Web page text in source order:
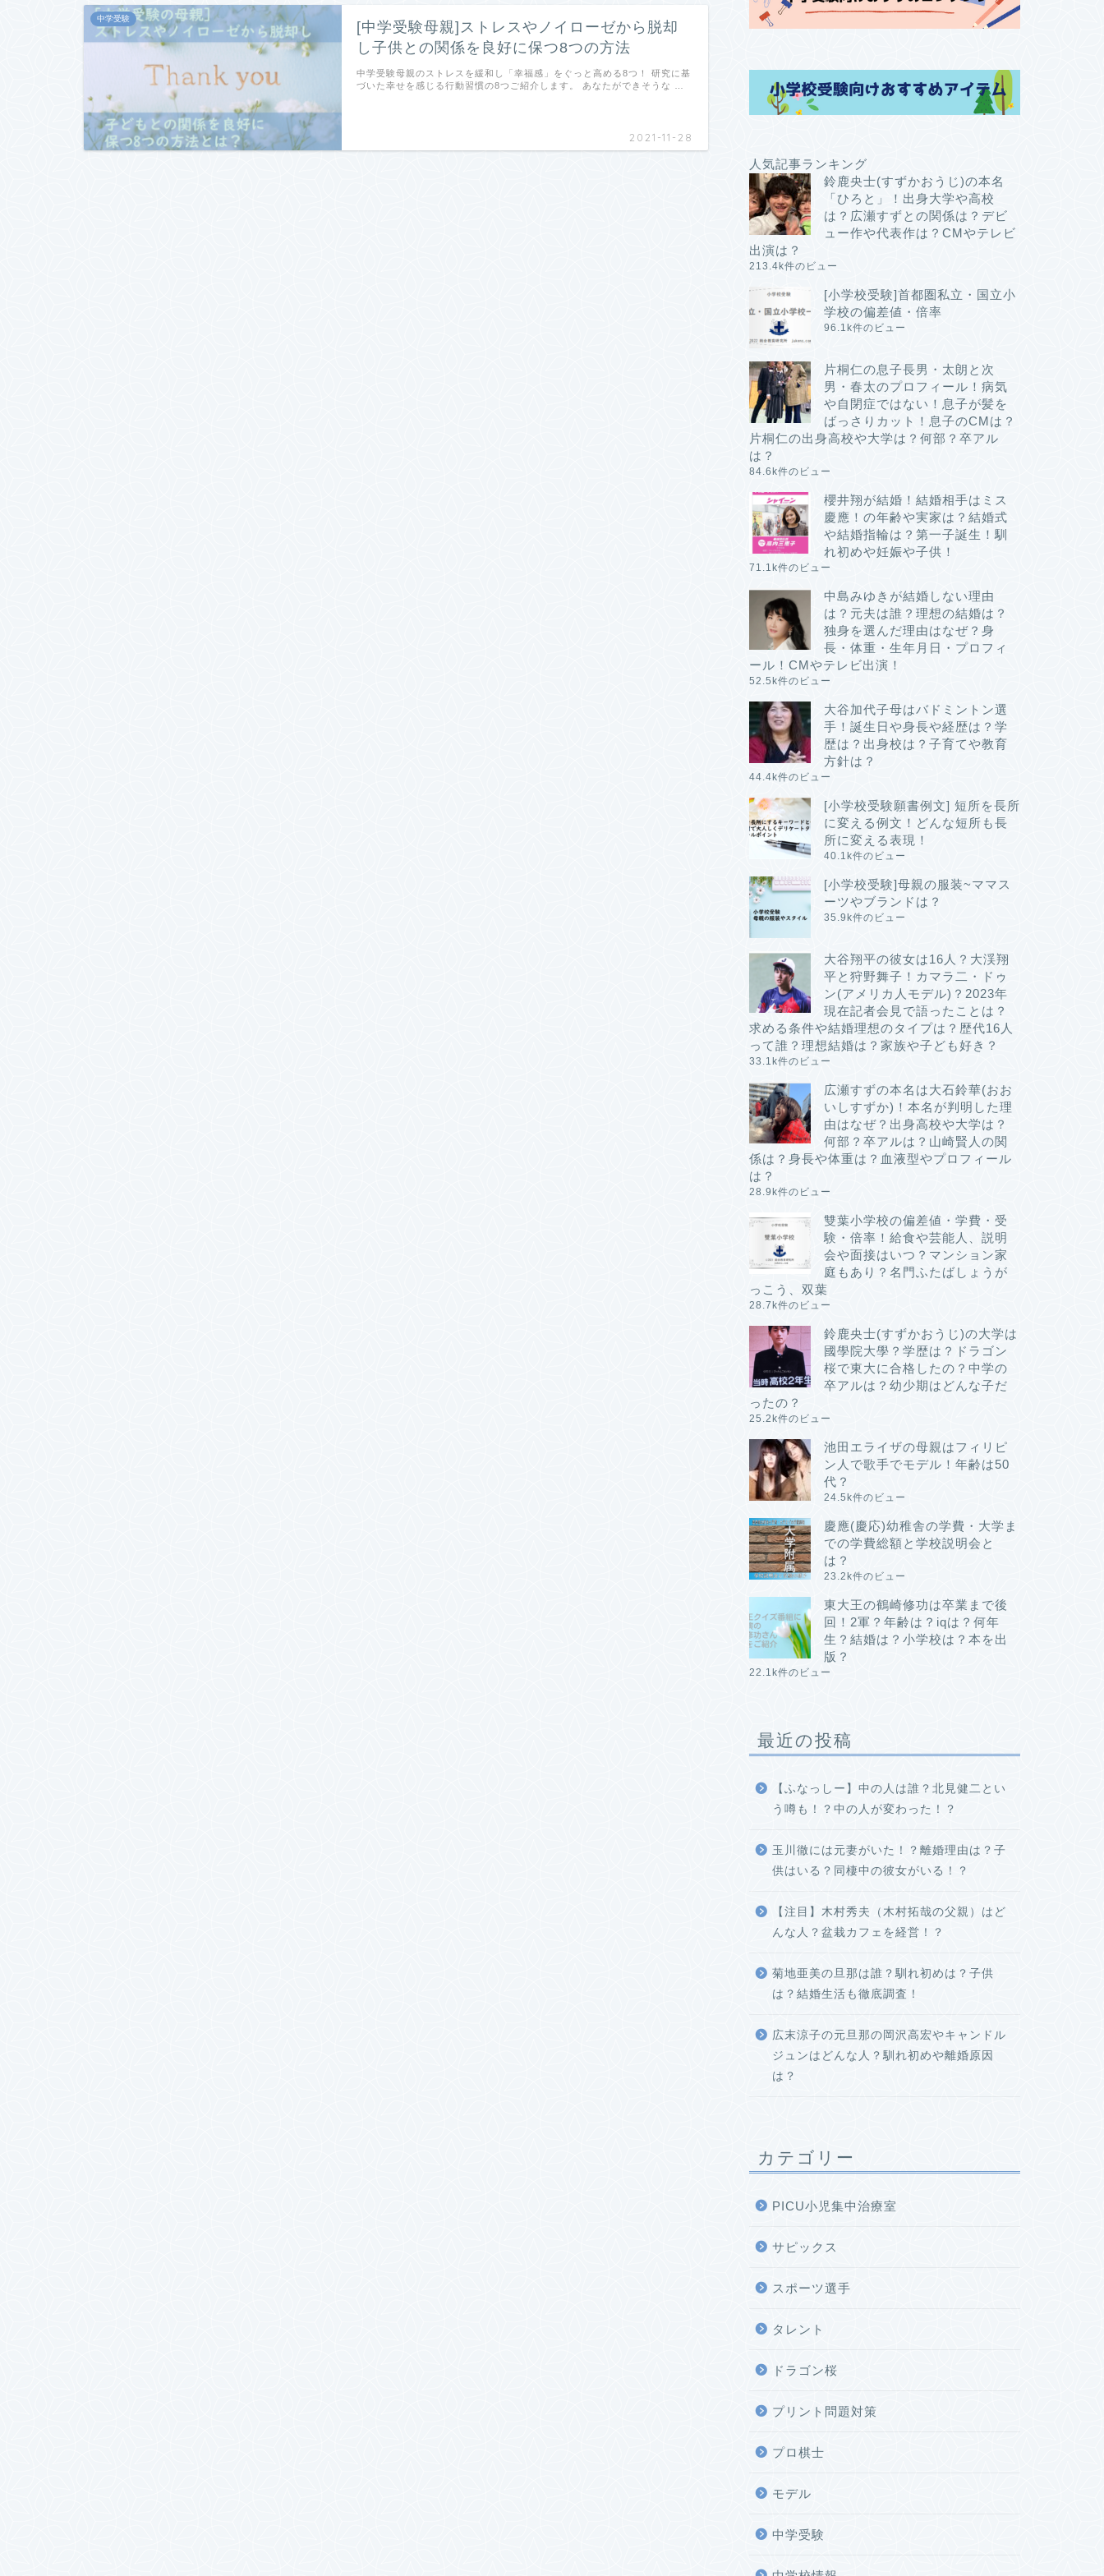
中学受験
[中学受験母親]ストレスやノイローゼから脱却
し子供との関係を良好に保つ8つの方法
2021-11-28
中学受験母親のストレスを緩和し「幸福感」をぐっと高める8つ！ 研究に基
づいた幸せを感じる行動習慣の8つご紹介します。 あなたができそうな …
人気記事ランキング
鈴鹿央士(すずかおうじ)の本名
「ひろと」！出身大学や高校
は？広瀬すずとの関係は？デビ
ュー作や代表作は？CMやテレビ
出演は？
213.4k件のビュー
[小学校受験]首都圏私立・国立小
学校の偏差値・倍率
96.1k件のビュー
片桐仁の息子長男・太朗と次
男・春太のプロフィール！病気
や自閉症ではない！息子が髪を
ばっさりカット！息子のCMは？
片桐仁の出身高校や大学は？何部？卒アル
は？
84.6k件のビュー
櫻井翔が結婚！結婚相手はミス
慶應！の年齢や実家は？結婚式
や結婚指輪は？第一子誕生！馴
れ初めや妊娠や子供！
71.1k件のビュー
中島みゆきが結婚しない理由
は？元夫は誰？理想の結婚は？
独身を選んだ理由はなぜ？身
長・体重・生年月日・プロフィ
ール！CMやテレビ出演！
52.5k件のビュー
大谷加代子母はバドミントン選
手！誕生日や身長や経歴は？学
歴は？出身校は？子育てや教育
方針は？
44.4k件のビュー
[小学校受験願書例文] 短所を長所
に変える例文！どんな短所も長
所に変える表現！
40.1k件のビュー
[小学校受験]母親の服装~ママス
ーツやブランドは？
35.9k件のビュー
大谷翔平の彼女は16人？大渓翔
平と狩野舞子！カマラ二・ドゥ
ン(アメリカ人モデル)？2023年
現在記者会見で語ったことは？
求める条件や結婚理想のタイプは？歴代16人
って誰？理想結婚は？家族や子ども好き？
33.1k件のビュー
広瀬すずの本名は大石鈴華(おお
いしすずか)！本名が判明した理
由はなぜ？出身高校や大学は？
何部？卒アルは？山崎賢人の関
係は？身長や体重は？血液型やプロフィール
は？
28.9k件のビュー
雙葉小学校の偏差値・学費・受
験・倍率！給食や芸能人、説明
会や面接はいつ？マンション家
庭もあり？名門ふたばしょうが
っこう、双葉
28.7k件のビュー
鈴鹿央士(すずかおうじ)の大学は
國學院大學？学歴は？ドラゴン
桜で東大に合格したの？中学の
卒アルは？幼少期はどんな子だ
ったの？
25.2k件のビュー
池田エライザの母親はフィリピ
ン人で歌手でモデル！年齢は50
代？
24.5k件のビュー
慶應(慶応)幼稚舎の学費・大学ま
での学費総額と学校説明会と
は？
23.2k件のビュー
東大王の鶴崎修功は卒業まで後
回！2軍？年齢は？iqは？何年
生？結婚は？小学校は？本を出
版？
22.1k件のビュー
最近の投稿
【ふなっしー】中の人は誰？北見健二とい
う噂も！？中の人が変わった！？
玉川徹には元妻がいた！？離婚理由は？子
供はいる？同棲中の彼女がいる！？
【注目】木村秀夫（木村拓哉の父親）はど
んな人？盆栽カフェを経営！？
菊地亜美の旦那は誰？馴れ初めは？子供
は？結婚生活も徹底調査！
広末涼子の元旦那の岡沢高宏やキャンドル
ジュンはどんな人？馴れ初めや離婚原因
は？
カテゴリー
PICU小児集中治療室
サピックス
スポーツ選手
タレント
ドラゴン桜
プリント問題対策
プロ棋士
モデル
中学受験